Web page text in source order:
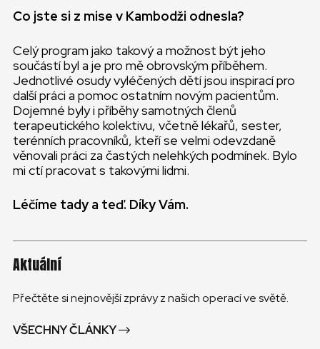
Co jste si z mise v Kambodži odnesla?
Celý program jako takový a možnost být jeho
součástí byl a je pro mě obrovským příběhem.
Jednotlivé osudy vyléčených dětí jsou inspirací pro
další práci a pomoc ostatním novým pacientům.
Dojemné byly i příběhy samotných členů
terapeutického kolektivu, včetně lékařů, sester,
terénních pracovníků, kteří se velmi odevzdaně
věnovali práci za častých nelehkých podmínek. Bylo
mi ctí pracovat s takovými lidmi.
Léčíme tady a teď. Díky Vám.
Aktuální
Přečtěte si nejnovější zprávy z našich operací ve světě.
VŠECHNY ČLÁNKY